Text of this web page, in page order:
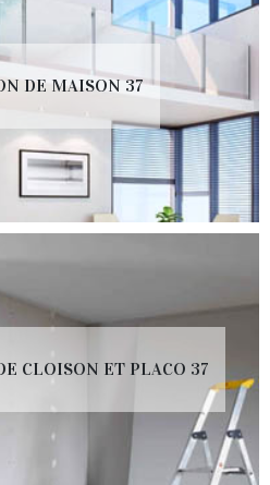
DE MAISON 37
CLOISON ET PLACO 37